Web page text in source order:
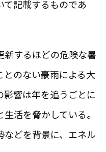
て記載するものであ
するほどの危険な暑
のない豪雨による大
響は年を追うごとに
活を脅かしている。
などを背景に、エネル